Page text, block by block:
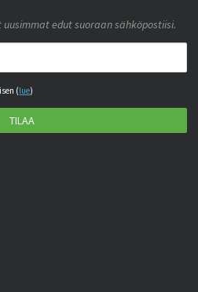
edut suoraan sähköpostiisi.
(lue)
TILAA